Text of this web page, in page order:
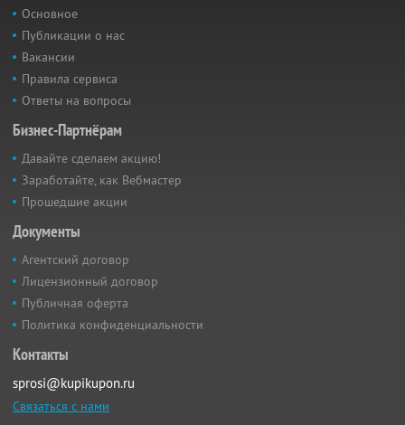
Основное
Публикации о нас
Вакансии
Правила сервиса
Ответы на вопросы
Бизнес-Партнёрам
Давайте сделаем акцию!
Заработайте, как Вебмастер
Прошедшие акции
Документы
Агентский договор
Лицензионный договор
Публичная оферта
Политика конфиденциальности
Контакты
sprosi@kupikupon.ru
Связаться с нами